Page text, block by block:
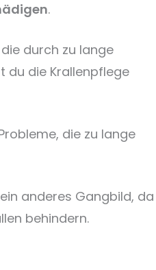
.
durch zu lange
du die Krallenpflege
die zu lange
anderes Gangbild, da
behindern.